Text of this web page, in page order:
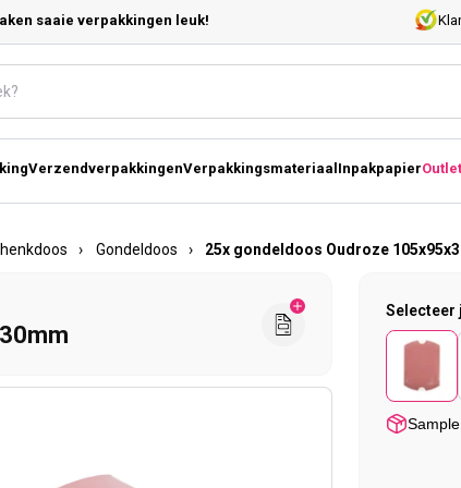
saaie verpakkingen leuk!
VerzendverpakkingenVerpakkingsmateriaal InpakpapierOutlet
› Gondeldoos › 25x gondeldoos Oudroze
Selecteer